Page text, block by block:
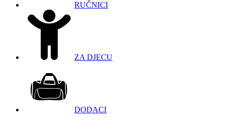
RUČNICI
ZA DJECU
DODACI